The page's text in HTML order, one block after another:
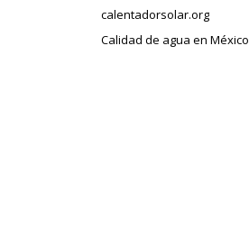
calentadorsolar.org
Calidad de agua en México